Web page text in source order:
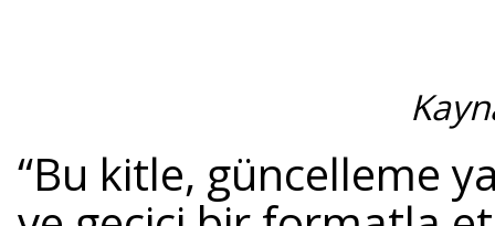
“Bu kitle, güncelleme